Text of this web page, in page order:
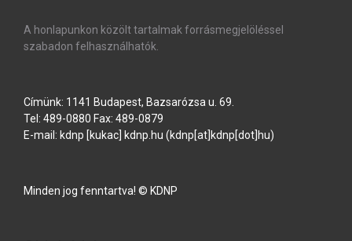
A honlapunkon közölt tartalmak forrásmegjelöléssel
szabadon felhasználhatók.
Címünk: 1141 Budapest, Bazsarózsa u. 69.
Tel: 489-0880 Fax: 489-0879
E-mail: kdnp [kukac] kdnp hu (kdnp[at]kdnp[dot]hu)
Minden jog fenntartva! © KDNP